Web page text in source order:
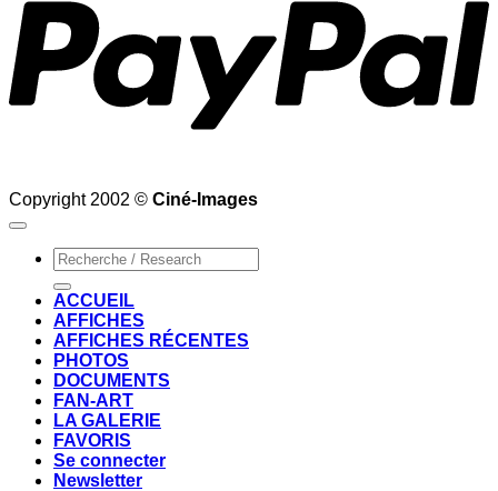
Copyright 2002 © Ciné-Images
Recherche
pour :
ACCUEIL
AFFICHES
AFFICHES RÉCENTES
PHOTOS
DOCUMENTS
FAN-ART
LA GALERIE
FAVORIS
Se connecter
Newsletter